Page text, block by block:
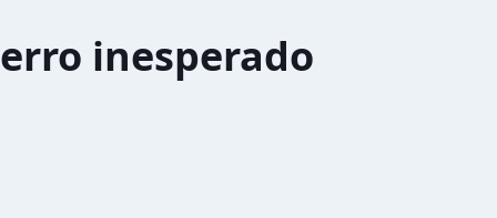
erro inesperado